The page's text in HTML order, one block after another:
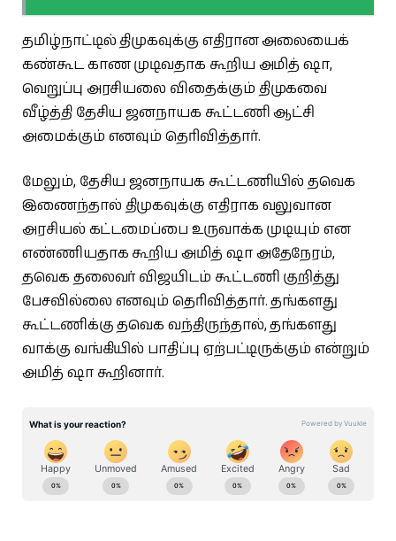
தமிழ்நாட்டில் திமுகவுக்கு எதிரான அலையைக்
கண்கூட காண முடிவதாக கூறிய அமித் ஷா,
வெறுப்பு அரசியலை விதைக்கும் திமுகவை
வீழ்த்தி தேசிய ஜனநாயக கூட்டணி ஆட்சி
அமைக்கும் எனவும் தெரிவித்தார்.
மேலும், தேசிய ஜனநாயக கூட்டணியில் தவெக
இணைந்தால் திமுகவுக்கு எதிராக வலுவான
அரசியல் கட்டமைப்பை உருவாக்க முடியும் என
எண்ணியதாக கூறிய அமித் ஷா அதேநேரம்,
தவெக தலைவர் விஜயிடம் கூட்டணி குறித்து
பேசவில்லை எனவும் தெரிவித்தார். தங்களது
கூட்டணிக்கு தவெக வந்திருந்தால், தங்களது
வாக்கு வங்கியில் பாதிப்பு ஏற்பட்டிருக்கும் என்றும்
அமித் ஷா கூறினார்.